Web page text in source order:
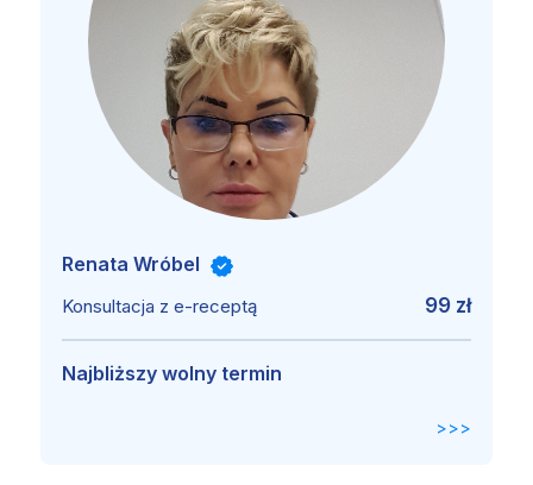
Renata Wróbel
Konsultacja z e-receptą 99 zł
Najbliższy wolny termin
>>>